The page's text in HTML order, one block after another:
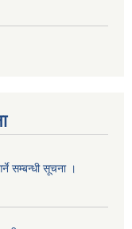
सम्बन्धी सूचना ।